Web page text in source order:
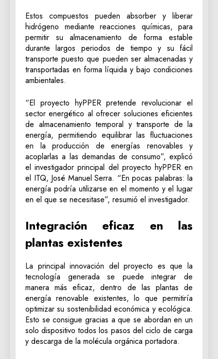
Estos compuestos pueden absorber y liberar
hidrógeno mediante reacciones químicas, para
permitir su almacenamiento de forma estable
durante largos periodos de tiempo y su fácil
transporte puesto que pueden ser almacenadas y
transportadas en forma líquida y bajo condiciones
ambientales.
“El proyecto hyPPER pretende revolucionar el
sector energético al ofrecer soluciones eficientes
de almacenamiento temporal y transporte de la
energía, permitiendo equilibrar las fluctuaciones
en la producción de energías renovables y
acoplarlas a las demandas de consumo”, explicó
el investigador principal del proyecto hyPPER en
el ITQ, José Manuel Serra. “En pocas palabras: la
energía podría utilizarse en el momento y el lugar
en el que se necesitase”, resumió el investigador.
Integración eficaz en las
plantas existentes
La principal innovación del proyecto es que la
tecnología generada se puede integrar de
manera más eficaz, dentro de las plantas de
energía renovable existentes, lo que permitiría
optimizar su sostenibilidad económica y ecológica.
Esto se consigue gracias a que se abordan en un
solo dispositivo todos los pasos del ciclo de carga
y descarga de la molécula orgánica portadora.